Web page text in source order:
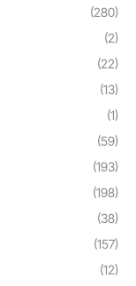
(280)
(2)
(22)
(13)
(1)
(59)
(193)
(198)
(38)
(157)
(12)